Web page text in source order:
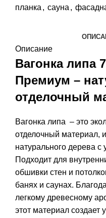
планка , сауна ,
Описание
Вагонка липа
Премиум –
отделочный
Вагонка липа – это
отделочный материал,
натурального дерева
Подходит для
обшивки стен и
банях и саунах.
легкому древесному
этот материал